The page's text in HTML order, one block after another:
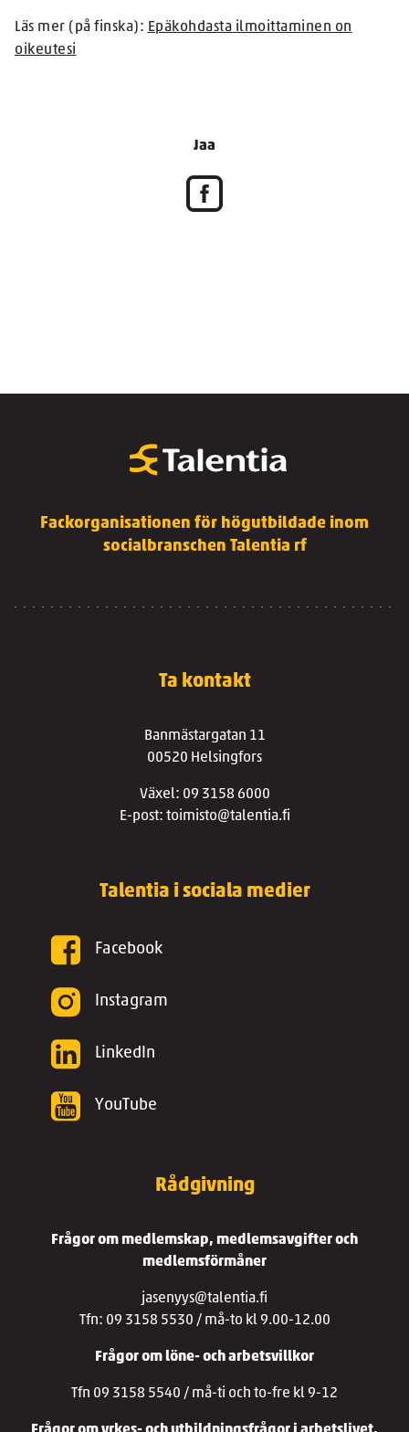
Läs mer (på finska): Epäkohdasta ilmoittaminen on
oikeutesi
Jaa
Fackorganisationen för högutbildade inom
socialbranschen Talentia rf
Ta kontakt
Banmästargatan 11
00520 Helsingfors
Växel: 09 3158 6000
E-post: toimisto@talentia.fi
Talentia i sociala medier
Facebook
Instagram
LinkedIn
YouTube
Rådgivning
Frågor om medlemskap, medlemsavgifter och
medlemsförmåner
jasenyys@talentia.fi
Tfn: 09 3158 5530 / må-to kl 9.00-12.00
Frågor om löne- och arbetsvillkor
Tfn 09 3158 5540 / må-ti och to-fre kl 9-12